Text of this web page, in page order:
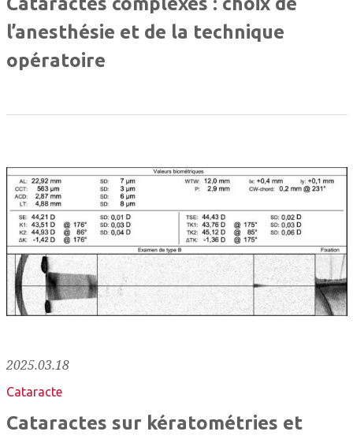
l’anesthésie et de la technique
opératoire
2025.03.18
Cataracte
Cataractes sur kératométries et